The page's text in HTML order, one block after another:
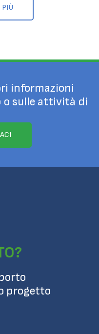
PIÙ
informazioni
o sulle attività di
progetto